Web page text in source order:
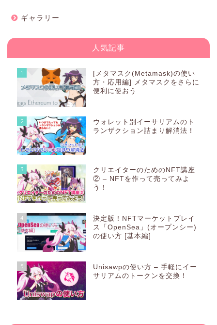
ギャラリー
人気記事
1
[メタマスク(Metamask)の使い
方・応用編] メタマスクをさらに
便利に使おう
2
ウォレット別イーサリアムのト
ランザクション詰まり解消法！
3
クリエイターのためのNFT講座
② – NFTを作って売ってみよ
う！
4
決定版！NFTマーケットプレイ
ス「OpenSea」(オープンシー)
の使い方 [基本編]
5
Unisawpの使い方 – 手軽にイー
サリアムのトークンを交換！